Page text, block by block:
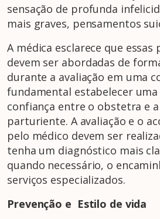
sensação de profunda
mais graves, pensamentos
A médica esclarece que essas
devem ser abordadas de
durante a avaliação em uma
fundamental estabelecer uma
confiança entre o obstetra e
parturiente. A avaliação e o
pelo médico devem ser
tenha um diagnóstico mais
quando necessário, o
serviços especializados.
Prevenção e Estilo de vida